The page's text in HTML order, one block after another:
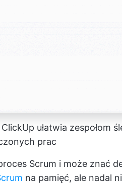
ułatwia zespołom
prac
Scrum i może znać
na pamięć, ale nadal